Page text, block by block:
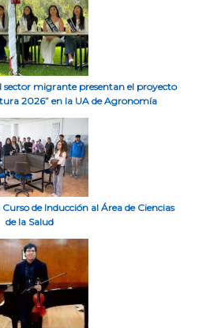
sector migrante presentan el proyecto
2026” en la UA de Agronomía
de Inducción al Área de Ciencias
de la Salud